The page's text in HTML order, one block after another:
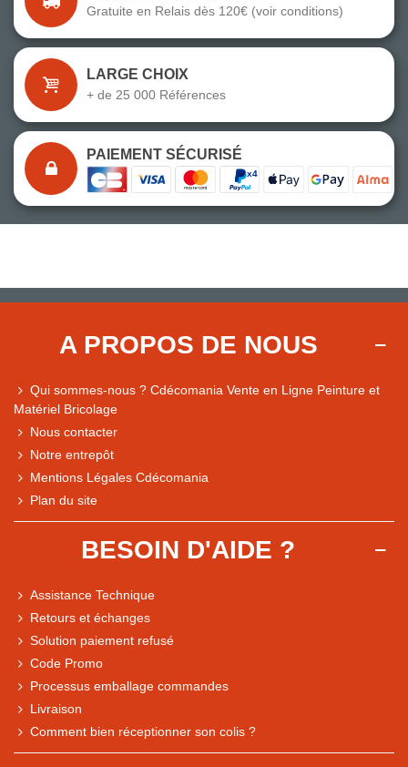
Comparaison des performances du magasin
Gratuite en Relais dès 120€ (voir conditions)
LARGE CHOIX
+ de 25 000 Références
PAIEMENT SÉCURISÉ
A PROPOS DE NOUS
Qui sommes-nous ? Cdécomania Vente en Ligne Peinture et
Matériel Bricolage
Nous contacter
Notre entrepôt
Mentions Légales Cdécomania
Plan du site
BESOIN D'AIDE ?
Assistance Technique
Retours et échanges
Solution paiement refusé
Code Promo
Processus emballage commandes
Livraison
Comment bien réceptionner son colis ?